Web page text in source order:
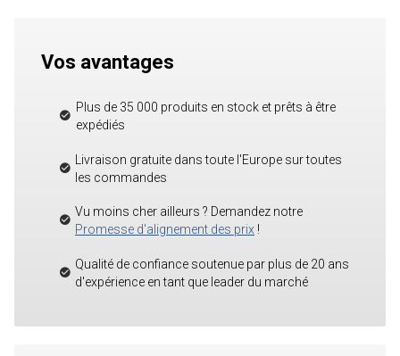
Vos avantages
Plus de 35 000 produits en stock et prêts à être
expédiés
Livraison gratuite dans toute l'Europe sur toutes
les commandes
Vu moins cher ailleurs ? Demandez notre
Promesse d'alignement des prix !
Qualité de confiance soutenue par plus de 20 ans
d'expérience en tant que leader du marché